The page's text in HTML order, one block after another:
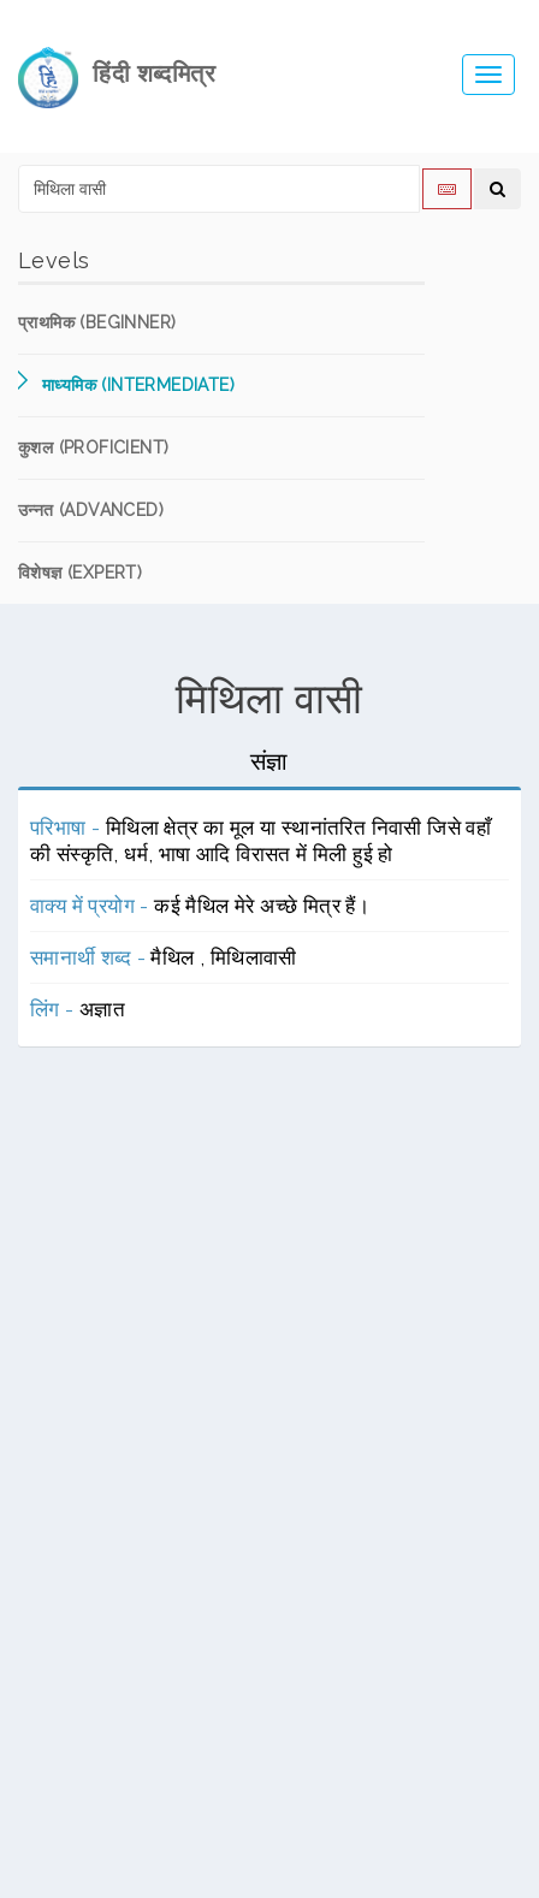
हिंदी शब्दमित्र
Levels
प्राथमिक (BEGINNER)
माध्यमिक (INTERMEDIATE)
कुशल (PROFICIENT)
उन्नत (ADVANCED)
विशेषज्ञ (EXPERT)
मिथिला वासी
संज्ञा
परिभाषा -मिथिला क्षेत्र का मूल या स्थानांतरित निवासी जिसे वहाँ
की संस्कृति, धर्म, भाषा आदि विरासत में मिली हुई हो
वाक्य में प्रयोग -कई मैथिल मेरे अच्छे मित्र हैं।
समानार्थी शब्द -मैथिल ,मिथिलावासी
लिंग - अज्ञात